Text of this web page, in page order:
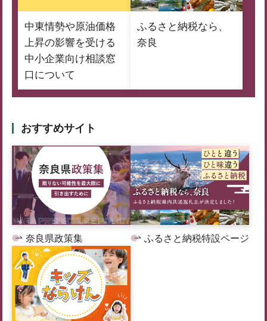
中東情勢や原油価格
上昇の影響を受ける
中小企業向け相談窓
口について
ふるさと納税なら、
奈良
おすすめサイト
奈良県政策集 ふるさと納税特設ページ